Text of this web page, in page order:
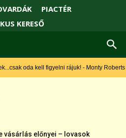
PIACTÉR
KERESŐ
oda kell figyelni rájuk! - Monty Roberts
vásárlás előnyei – lovasok